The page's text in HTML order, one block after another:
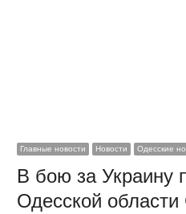
Главные новости Новости Одесские
В бою за Украину
Одесской области